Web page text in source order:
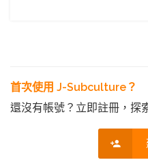
首次使用 J-Subculture？
還沒有帳號？立即註冊，探